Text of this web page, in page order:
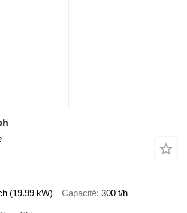
(19.99 kW) Capacité 300 t/h